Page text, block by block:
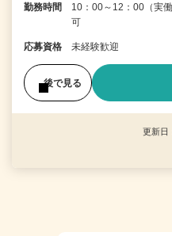
勤務時間
10：00～12：00（実
可
応募資格 未経験歓迎
後で見る
更新日